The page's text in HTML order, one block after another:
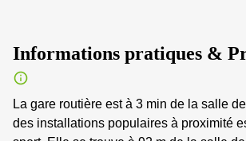
Informations pratiques &
La gare routière est à 3 min de la salle
des installations populaires à proximité